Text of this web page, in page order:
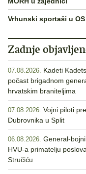
Vrhunski sportaši u OS
Zadnje
07.08.2026. Kadeti
počast brigadnom
hrvatskim braniteljima
07.08.2026. Vojni piloti
Dubrovnika u Split
06.08.2026. General-
HVU-a primatelju
Stručiću